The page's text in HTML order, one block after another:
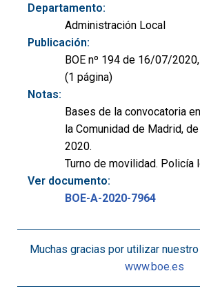
Departamento:
Administración Local
Publicación:
BOE nº 194 de 16/07/
(1 página)
Notas:
Bases de la convocatoria
la Comunidad de Madrid,
2020.
Turno de movilidad. Policía
Ver documento:
BOE-A-2020-7964
Muchas gracias por utilizar
www.boe.es